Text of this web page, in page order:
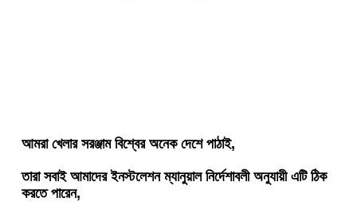
আমরা খেলার সরঞ্জাম বিশ্বের অনেক দেশে পাঠাই,
তারা সবাই আমাদের ইনস্টলেশন ম্যানুয়াল নির্দেশাবলী অনুযায়ী এটি ঠিক
করতে পারেন,